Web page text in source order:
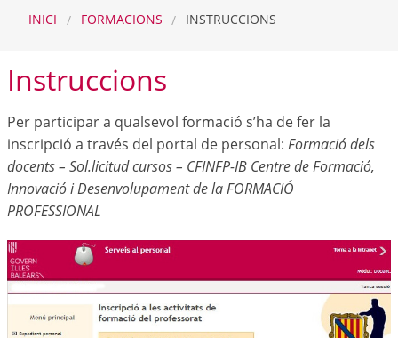
INICI FORMACIONS INSTRUCCIONS
Instruccions
Per participar a qualsevol formació s’ha de fer la
inscripció a través del portal de personal: Formació dels
docents – Sol.licitud cursos – CFINFP-IB Centre de Formació,
Innovació i Desenvolupament de la FORMACIÓ
PROFESSIONAL